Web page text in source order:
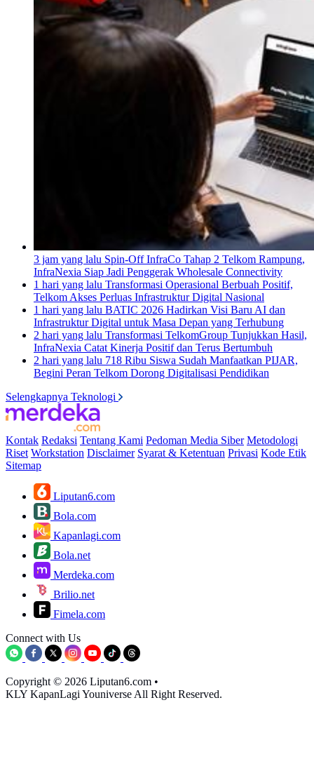
3 jam yang lalu Spin-Off InfraCo Tahap 2 Telkom Rampung,
InfraNexia Siap Jadi Penggerak Wholesale Connectivity
1 hari yang lalu Transformasi Operasional Berbuah Positif,
Telkom Akses Perluas Infrastruktur Digital Nasional
1 hari yang lalu BATIC 2026 Hadirkan Visi Baru AI dan
Infrastruktur Digital untuk Masa Depan yang Terhubung
2 hari yang lalu Transformasi TelkomGroup Tunjukkan Hasil,
InfraNexia Catat Kinerja Positif dan Terus Bertumbuh
2 hari yang lalu 718 Ribu Siswa Sudah Manfaatkan PIJAR,
Begini Peran Telkom Dorong Digitalisasi Pendidikan
Selengkapnya Teknologi
Kontak Redaksi Tentang Kami Pedoman Media Siber Metodologi
Riset Workstation Disclaimer Syarat & Ketentuan Privasi Kode Etik
Sitemap
Liputan6.com
Bola.com
Kapanlagi.com
Bola.net
Merdeka.com
Brilio.net
Fimela.com
Connect with Us
Copyright © 2026 Liputan6.com •
KLY KapanLagi Youniverse All Right Reserved.